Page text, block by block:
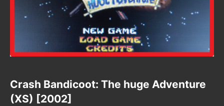
Crash Bandicoot: The huge Adventure
(XS) [2002]